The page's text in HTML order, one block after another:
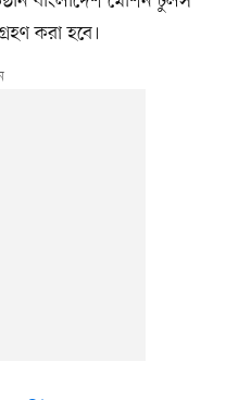
করা হবে।